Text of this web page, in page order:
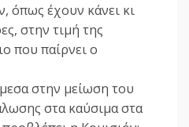
όπως έχουν κάνει κι
στην τιμή της
που παίρνει ο
στην μείωση του
στα καύσιμα στα